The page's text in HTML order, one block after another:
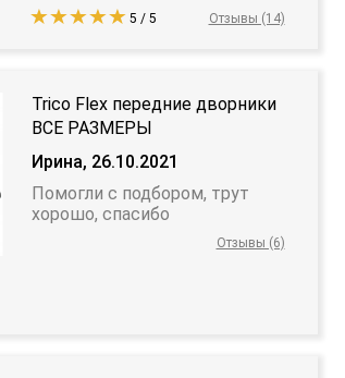
5 / 5 Отзывы (14)
Trico Flex передние дворники
ВСЕ РАЗМЕРЫ
Ирина, 26.10.2021
Помогли с подбором, трут
хорошо, спасибо
Отзывы (6)